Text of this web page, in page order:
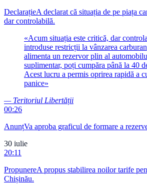
DeclarațieA declarat că situația de pe piața
dar controlabilă.
«Acum situația este critică, dar
introduse restricții la vânzarea
alimenta un rezervor plin al
suplimentar, poți cumpăra până la 40
Acest lucru a permis oprirea rapidă a
panice»
— Teritoriul Libertății
00:26
AnunțVa aproba graficul de formare a
30 iulie
20:11
PropunereA propus stabilirea noilor tarife
Chișinău.